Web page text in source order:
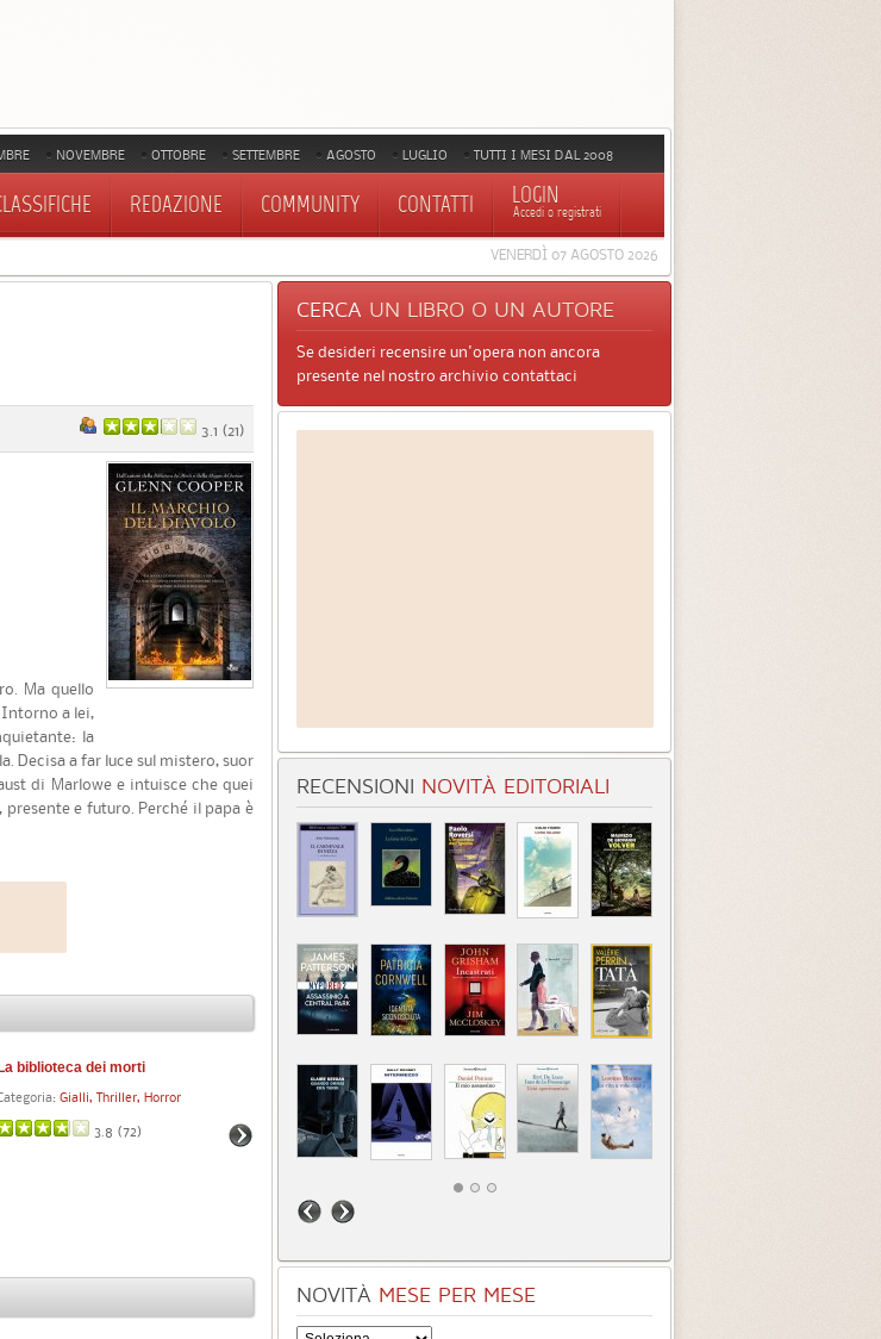
NOVEMBRE OTTOBRE SETTEMBRE AGOSTO LUGLIO TUTTI I MESI DAL 2008
REDAZIONE COMMUNITY CONTATTI LOGIN
Accedi o registrati
VENERDÌ 07 AGOSTO 2026
3.1 (21)
Ma quello
a lei,
la
Decisa a far luce sul mistero, suor
di Marlowe e intuisce che quei
e futuro. Perché il papa è
La biblioteca dei morti
Gialli, Thriller, Horror
3.8 (72)
Il libro delle anime
Categoria:Gialli, Thriller, Horror
3.8 ( 33)
CERCA UN LIBRO O UN AUTORE
Se desideri recensire un'opera non ancora
presente nel nostro archivio contattaci
RECENSIONI NOVITÀ EDITORIALI
NOVITÀ MESE PER MESE